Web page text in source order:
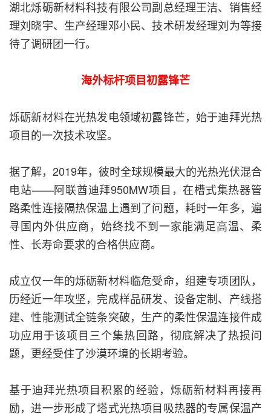
湖北烁砺新材料科技有限公司副总经理王洁、销售经
理刘晓宇、生产经理邓小民、技术研发经理刘为等接
待了调研团一行。
海外标杆项目初露锋芒
烁砺新材料在光热发电领域初露锋芒，始于迪拜光热
项目的一次技术攻坚。
据了解，2019年，彼时全球规模最大的光热光伏混合
电站——阿联酋迪拜950MW项目，在槽式集热器管
路柔性连接隔热保温上遇到了问题，耗时一年多，遍
寻国内外供应商，始终找不到一家能满足高温、柔
性、长寿命要求的合格供应商。
成立仅一年的烁砺新材料临危受命，组建专项团队，
历经近一年攻坚，完成样品研发、设备定制、产线搭
建、性能测试全链条突破，生产的柔性保温连接件成
功应用于该项目三个集热回路，彻底解决了热损问
题，更经受住了沙漠环境的长期考验。
基于迪拜光热项目积累的经验，烁砺新材料再接再
励，进一步形成了塔式光热项目吸热器的专属保温产